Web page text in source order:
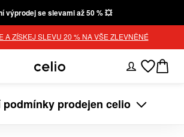
výprodej se slevami až 50 % 💥
A ZÍSKEJ SLEVU 20 % NA VŠE ZLEVNĚNÉ
prodejen celio